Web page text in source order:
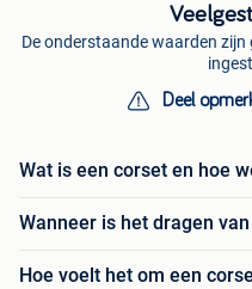
De onderstaande waarden
Deel
Wat is een corset en hoe
Wanneer is het dragen
Hoe voelt het om een